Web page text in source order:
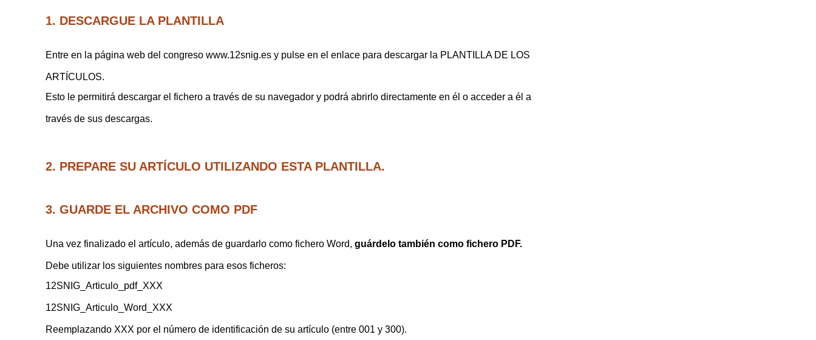
1. DESCARGUE LA PLANTILLA
Entre en la página web del congreso www.12snig.es y pulse en el enlace para descargar la PLANTILLA DE LOS
ARTÍCULOS.
Esto le permitirá descargar el fichero a través de su navegador y podrá abrirlo directamente en él o acceder a él a
través de sus descargas.
2. PREPARE SU ARTÍCULO UTILIZANDO ESTA PLANTILLA.
3. GUARDE EL ARCHIVO COMO PDF
Una vez finalizado el artículo, además de guardarlo como fichero Word, guárdelo también como fichero PDF.
Debe utilizar los siguientes nombres para esos ficheros:
12SNIG_Articulo_pdf_XXX
12SNIG_Articulo_Word_XXX
Reemplazando XXX por el número de identificación de su artículo (entre 001 y 300).